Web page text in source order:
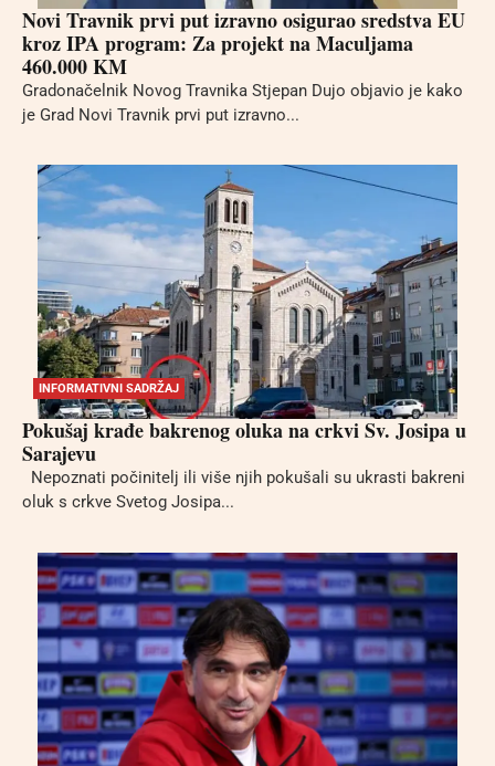
Novi Travnik prvi put izravno osigurao sredstva EU
kroz IPA program: Za projekt na Maculjama
460.000 KM
Gradonačelnik Novog Travnika Stjepan Dujo objavio je kako
je Grad Novi Travnik prvi put izravno...
INFORMATIVNI SADRŽAJ
Pokušaj krađe bakrenog oluka na crkvi Sv. Josipa u
Sarajevu
Nepoznati počinitelj ili više njih pokušali su ukrasti bakreni
oluk s crkve Svetog Josipa...